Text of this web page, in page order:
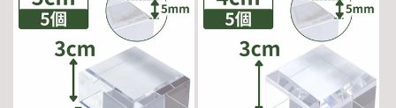
格
格